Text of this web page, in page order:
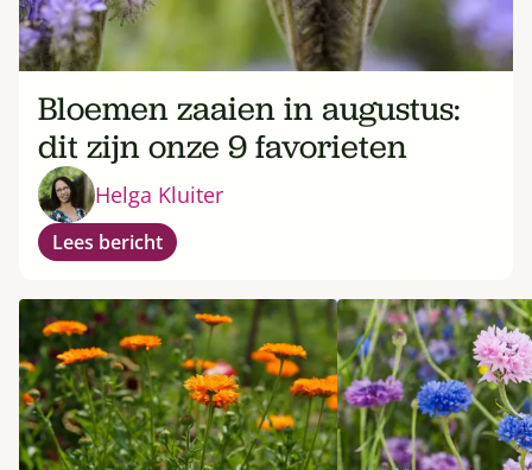
Bloemen zaaien in augustus:
dit zijn onze 9 favorieten
Helga Kluiter
Lees bericht